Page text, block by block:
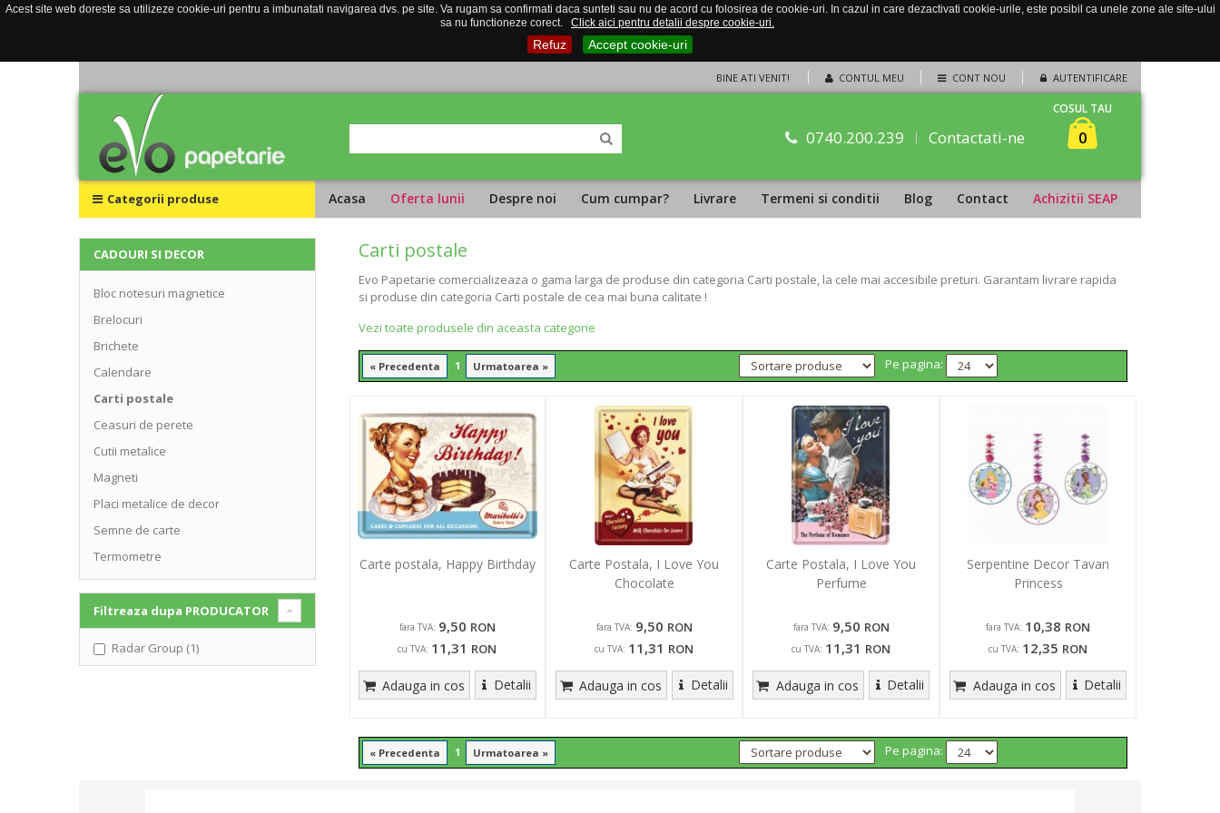
Acest site web doreste sa utilizeze cookie-uri pentru a imbunatati navigarea dvs. pe site. Va rugam sa confirmati daca sunteti sau nu de acord cu folosirea de cookie-uri. In cazul in care dezactivati cookie-urile, este posibil ca unele zone ale site-ului
sa nu functioneze corect.
Click aici pentru detalii despre cookie-uri.
Refuz Accept cookie-uri
CONTUL MEU CONT NOU AUTENTIFICARE
BINE ATI VENIT!
0740.200.239 Contactati-ne
COSUL TAU
0
Categorii produse Acasa Oferta lunii Despre noi Cum cumpar? Livrare Termeni si conditii Blog Contact Achizitii SEAP
Carti postale
Evo Papetarie comercializeaza o gama larga de produse din categoria Carti postale, la cele mai accesibile preturi. Garantam livrare rapida
si produse din categoria Carti postale de cea mai buna calitate !
Vezi toate produsele din aceasta categorie
« Precedenta 1 Urmatoarea » Pe pagina:
Carte postala, Happy Birthday
fara TVA: 9,50 RON
cu TVA: 11,31 RON
Adauga in cos Detalii
Carte Postala, I Love You
Chocolate
fara TVA: 9,50 RON
cu TVA: 11,31 RON
Adauga in cos Detalii
Carte Postala, I Love You
Perfume
fara TVA: 9,50 RON
cu TVA: 11,31 RON
Adauga in cos Detalii
Serpentine Decor Tavan
Princess
fara TVA: 10,38 RON
cu TVA: 12,35 RON
Adauga in cos Detalii
« Precedenta 1 Urmatoarea » Pe pagina:
CADOURI SI DECOR
Bloc notesuri magnetice
Brelocuri
Brichete
Calendare
Carti postale
Ceasuri de perete
Cutii metalice
Magneti
Placi metalice de decor
Semne de carte
Termometre
Filtreaza dupa PRODUCATOR
Radar Group (1)